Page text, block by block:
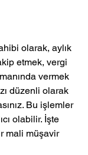
olarak, aylık
etmek, vergi
vermek
düzenli olarak
Bu işlemler
olabilir. İşte
mali müşavir